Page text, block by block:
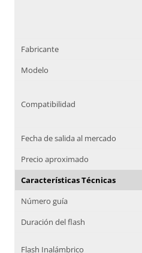
Fabricante
Modelo
Compatibilidad
Fecha de salida al mercado
Precio aproximado
Características Técnicas
Número guía
Duración del flash
Flash Inalámbrico